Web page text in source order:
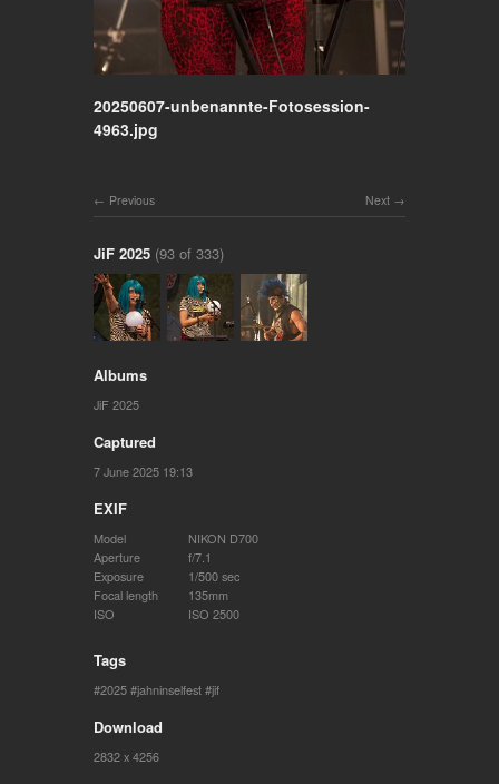
20250607-unbenannte-Fotosession-
4963.jpg
Next
Previous
JiF 2025 (93 of 333)
Albums
JiF 2025
Captured
7 June 2025 19:13
EXIF
Model
NIKON D700
Aperture
f/7.1
Exposure
1/500 sec
Focal length
135mm
ISO
ISO 2500
Tags
2025 jahninselfest jif
Download
2832 x 4256